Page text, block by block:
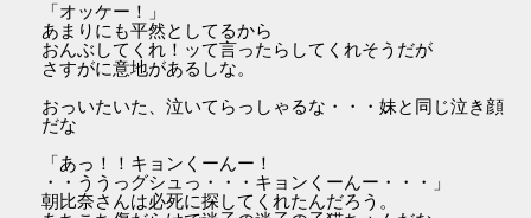
「オッケー！」
あまりにも平然としてるから
おんぶしてくれ！ッて言ったらしてくれそうだが
さすがに意地があるしな。
おっいたいた、泣いてらっしゃるな・・・妹と同じ泣き顔
だな
「あっ！！キョンくーんー！
・・ううっグシュっ・・・キョンくーんー・・・」
朝比奈さんは必死に探してくれたんだろう。